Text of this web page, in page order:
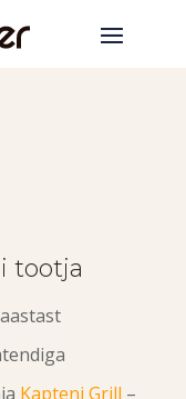
tootja
Kapteni Grill –